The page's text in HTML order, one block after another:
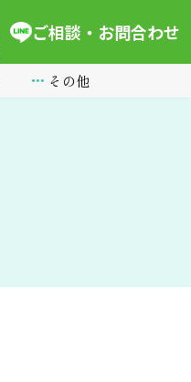
ご相談・お問合わせ
その他